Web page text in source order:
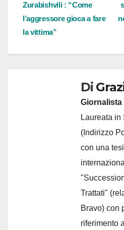
Zurabishvili : “Come
l’aggressore gioca a fare
la vittima”
Di
Laureata
(Indirizzo
con una
Trattati"
Bravo) con
riferimento